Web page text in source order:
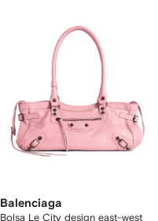
Balenciaga
Bolsa Le City design east-west